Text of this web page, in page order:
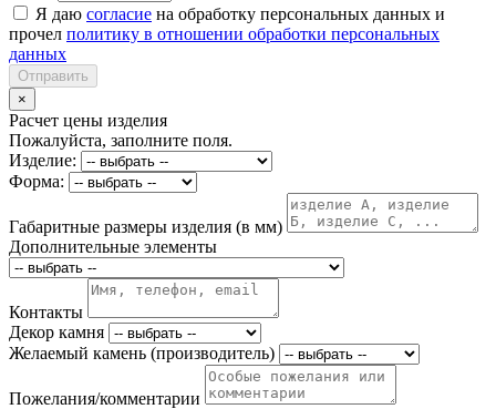
Я даю согласие на обработку персональных данных и
прочел политику в отношении обработки персональных
данных
Отправить
×
Расчет цены изделия
Пожалуйста, заполните поля.
Изделие:
Форма:
Габаритные размеры изделия (в мм)
Дополнительные элементы
Контакты
Декор камня
Желаемый камень (производитель)
Пожелания/комментарии